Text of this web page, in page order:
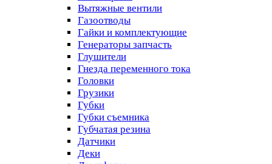
Вытяжные вентили
Газоотводы
Гайки и комплектующие
Генераторы запчасть
Глушители
Гнезда переменного тока
Головки
Грузики
Губки
Губки съемника
Губчатая резина
Датчики
Деки